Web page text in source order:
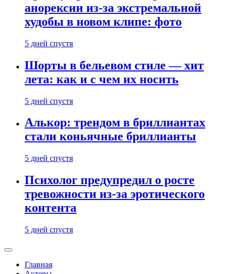
анорексии из-за экстремальной
худобы в новом клипе: фото
5 дней спустя
Шорты в бельевом стиле — хит
лета: как и с чем их носить
5 дней спустя
Алькор: трендом в бриллиантах
стали коньячные бриллианты
5 дней спустя
Психолог предупредил о росте
тревожности из-за эротического
контента
5 дней спустя
Главная